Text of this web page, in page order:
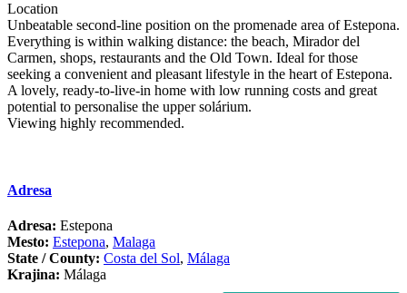
Location
Unbeatable second-line position on the promenade area of Estepona.
Everything is within walking distance: the beach, Mirador del
Carmen, shops, restaurants and the Old Town. Ideal for ‌those
‌seeking ‌a ‌convenient ‌and pleasant ‌lifestyle ‌in the ‌heart of ‌Estepona.
A lovely, ready-to-live-in ‌home ‌with ‌low running costs ‌and ‌great
potential to ‌personalise ‌the ‌upper ‌solárium.
Viewing ‌highly ‌recommended.
Adresa
Adresa: Estepona
Mesto: Estepona, Malaga
State / County: Costa del Sol, Málaga
Krajina: Málaga